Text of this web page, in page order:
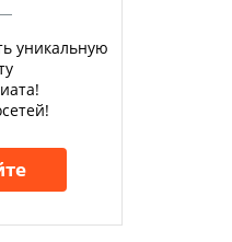
уникальную